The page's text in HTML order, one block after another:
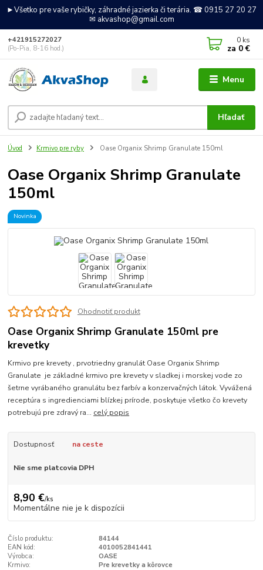
►Všetko pre vaše rybičky, záhradné jazierka či terária. ☎ 0915 27 20 27
✉ akvashop@gmail.com
Menu
Hľadať
+421915272027
(Po-Pia, 8-16 hod.)
0 ks
za 0 €
Úvod Krmivo pre ryby Oase Organix Shrimp Granulate 150ml
Oase Organix Shrimp Granulate
150ml
Novinka
Ohodnotiť produkt
Oase Organix Shrimp Granulate 150ml pre
krevetky
Krmivo pre krevety , prvotriedny granulát Oase Organix Shrimp
Granulate je základné krmivo pre krevety v sladkej i morskej vode zo
šetrne vyrábaného granulátu bez farbív a konzervačných látok. Vyvážená
receptúra ​​s ingredienciami blízkej prírode, poskytuje všetko čo krevety
potrebujú pre zdravý ra... celý popis
Dostupnosť na ceste
Nie sme platcovia DPH
8,90 €/ks
Momentálne nie je k dispozícii
Číslo produktu:
84144
EAN kód:
4010052841441
Výrobca:
OASE
Krmivo:
Pre krevetky a kôrovce